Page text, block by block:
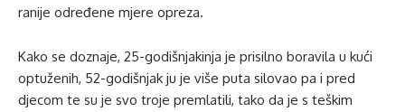
ranije određene mjere opreza.
Kako se doznaje, 25-godišnjakinja je prisilno boravila u kući
optuženih, 52-godišnjak ju je više puta silovao pa i pred
djecom te su je svo troje premlatili, tako da je s teškim